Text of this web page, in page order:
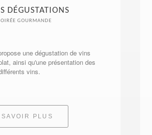
DÉGUSTATIONS
GOURMANDE
une dégustation de vins
ainsi qu'une présentation des
vins.
SAVOIR PLUS